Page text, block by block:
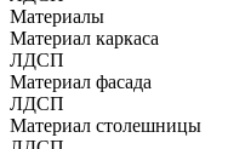
Материалы
Материал каркаса
ЛДСП
Материал фасада
ЛДСП
Материал столешницы